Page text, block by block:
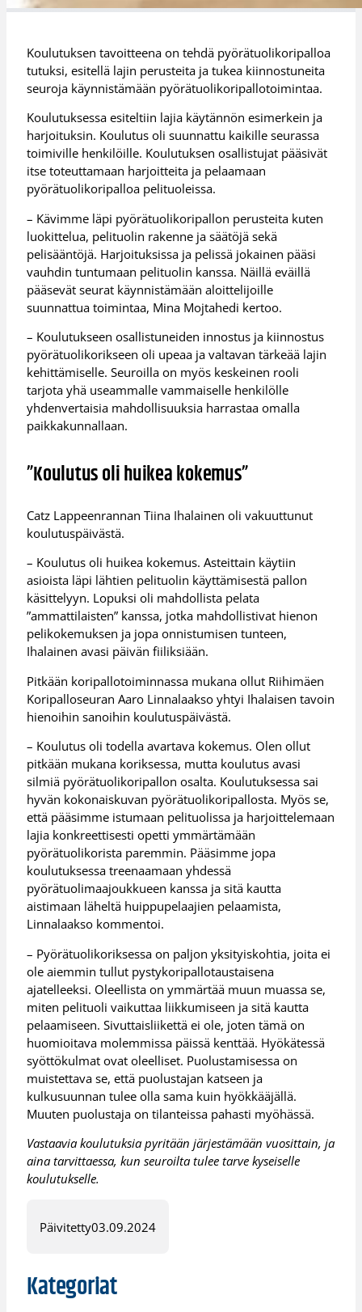
Koulutuksen tavoitteena on tehdä pyörätuolikoripalloa
tutuksi, esitellä lajin perusteita ja tukea kiinnostuneita
seuroja käynnistämään pyörätuolikoripallotoimintaa.
Koulutuksessa esiteltiin lajia käytännön esimerkein ja
harjoituksin. Koulutus oli suunnattu kaikille seurassa
toimiville henkilöille. Koulutuksen osallistujat pääsivät
itse toteuttamaan harjoitteita ja pelaamaan
pyörätuolikoripalloa pelituoleissa.
– Kävimme läpi pyörätuolikoripallon perusteita kuten
luokittelua, pelituolin rakenne ja säätöjä sekä
pelisääntöjä. Harjoituksissa ja pelissä jokainen pääsi
vauhdin tuntumaan pelituolin kanssa. Näillä eväillä
pääsevät seurat käynnistämään aloittelijoille
suunnattua toimintaa, Mina Mojtahedi kertoo.
– Koulutukseen osallistuneiden innostus ja kiinnostus
pyörätuolikorikseen oli upeaa ja valtavan tärkeää lajin
kehittämiselle. Seuroilla on myös keskeinen rooli
tarjota yhä useammalle vammaiselle henkilölle
yhdenvertaisia mahdollisuuksia harrastaa omalla
paikkakunnallaan.
”Koulutus oli huikea kokemus”
Catz Lappeenrannan Tiina Ihalainen oli vakuuttunut
koulutuspäivästä.
– Koulutus oli huikea kokemus. Asteittain käytiin
asioista läpi lähtien pelituolin käyttämisestä pallon
käsittelyyn. Lopuksi oli mahdollista pelata
”ammattilaisten” kanssa, jotka mahdollistivat hienon
pelikokemuksen ja jopa onnistumisen tunteen,
Ihalainen avasi päivän fiiliksiään.
Pitkään koripallotoiminnassa mukana ollut Riihimäen
Koripalloseuran Aaro Linnalaakso yhtyi Ihalaisen tavoin
hienoihin sanoihin koulutuspäivästä.
– Koulutus oli todella avartava kokemus. Olen ollut
pitkään mukana koriksessa, mutta koulutus avasi
silmiä pyörätuolikoripallon osalta. Koulutuksessa sai
hyvän kokonaiskuvan pyörätuolikoripallosta. Myös se,
että pääsimme istumaan pelituolissa ja harjoittelemaan
lajia konkreettisesti opetti ymmärtämään
pyörätuolikorista paremmin. Pääsimme jopa
koulutuksessa treenaamaan yhdessä
pyörätuolimaajoukkueen kanssa ja sitä kautta
aistimaan läheltä huippupelaajien pelaamista,
Linnalaakso kommentoi.
– Pyörätuolikoriksessa on paljon yksityiskohtia, joita ei
ole aiemmin tullut pystykoripallotaustaisena
ajatelleeksi. Oleellista on ymmärtää muun muassa se,
miten pelituoli vaikuttaa liikkumiseen ja sitä kautta
pelaamiseen. Sivuttaisliikettä ei ole, joten tämä on
huomioitava molemmissa päissä kenttää. Hyökätessä
syöttökulmat ovat oleelliset. Puolustamisessa on
muistettava se, että puolustajan katseen ja
kulkusuunnan tulee olla sama kuin hyökkääjällä.
Muuten puolustaja on tilanteissa pahasti myöhässä.
Vastaavia koulutuksia pyritään järjestämään vuosittain, ja
aina tarvittaessa, kun seuroilta tulee tarve kyseiselle
koulutukselle.
Päivitetty03.09.2024
Kategoriat